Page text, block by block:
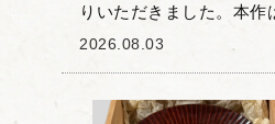
りいただきました。本作
に花文を配し、その周囲
の縁を彩る規則的...
2026.08.03